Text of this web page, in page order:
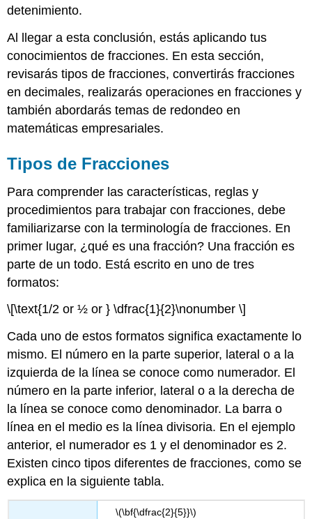
detenimiento.
Al llegar a esta conclusión, estás aplicando tus
conocimientos de fracciones. En esta sección,
revisarás tipos de fracciones, convertirás fracciones
en decimales, realizarás operaciones en fracciones y
también abordarás temas de redondeo en
matemáticas empresariales.
Tipos de Fracciones
Para comprender las características, reglas y
procedimientos para trabajar con fracciones, debe
familiarizarse con la terminología de fracciones. En
primer lugar, ¿qué es una fracción? Una fracción es
parte de un todo. Está escrito en uno de tres
formatos:
\[\text{1/2 or ½ or } \dfrac{1}{2}\nonumber \]
Cada uno de estos formatos significa exactamente lo
mismo. El número en la parte superior, lateral o a la
izquierda de la línea se conoce como numerador. El
número en la parte inferior, lateral o a la derecha de
la línea se conoce como denominador. La barra o
línea en el medio es la línea divisoria. En el ejemplo
anterior, el numerador es 1 y el denominador es 2.
Existen cinco tipos diferentes de fracciones, como se
explica en la siguiente tabla.
\(\bf{\dfrac{2}{5}}\)